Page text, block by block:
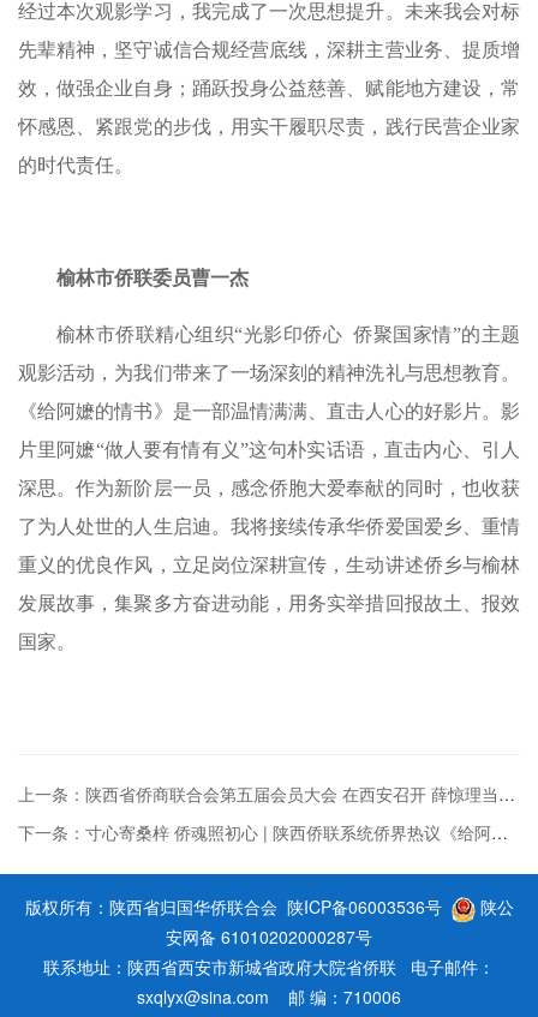
经过本次观影学习，我完成了一次思想提升。未来我会对标
先辈精神，坚守诚信合规经营底线，深耕主营业务、提质增
效，做强企业自身；踊跃投身公益慈善、赋能地方建设，常
怀感恩、紧跟党的步伐，用实干履职尽责，践行民营企业家
的时代责任。
榆林市侨联委员曹一杰
榆林市侨联精心组织“光影印侨心 侨聚国家情”的主题
观影活动，为我们带来了一场深刻的精神洗礼与思想教育。
《给阿嬷的情书》是一部温情满满、直击人心的好影片。影
片里阿嬷“做人要有情有义”这句朴实话语，直击内心、引人
深思。作为新阶层一员，感念侨胞大爱奉献的同时，也收获
了为人处世的人生启迪。我将接续传承华侨爱国爱乡、重情
重义的优良作风，立足岗位深耕宣传，生动讲述侨乡与榆林
发展故事，集聚多方奋进动能，用务实举措回报故土、报效
国家。
上一条：陕西省侨商联合会第五届会员大会 在西安召开 薛惊理当选会长
下一条：寸心寄桑梓 侨魂照初心 | 陕西侨联系统侨界热议《给阿嬷的情书》（六...
版权所有：陕西省归国华侨联合会 陕ICP备06003536号
陕公
安网备 61010202000287号
联系地址：陕西省西安市新城省政府大院省侨联 电子邮件：
sxqlyx@sina.com 邮 编：710006